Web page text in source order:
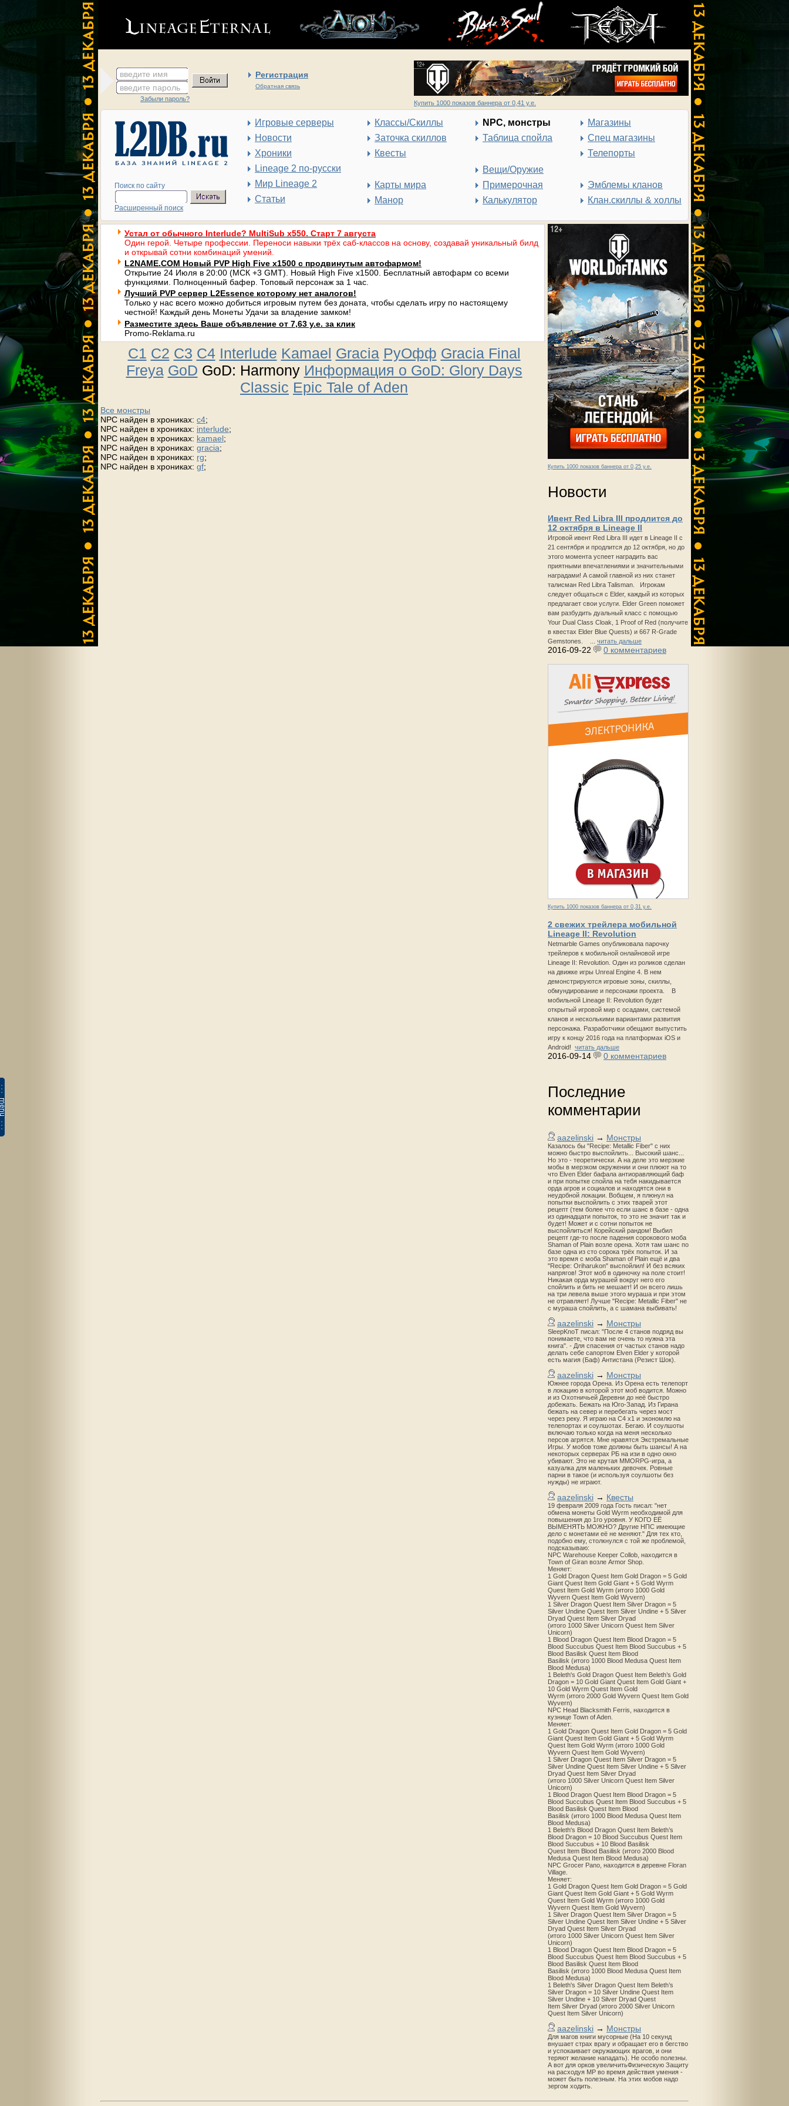
введите имя Регистрация
Обратная связь
введите пароль
Забыли пароль?
Купить 1000 показов баннера от 0,41 у.е.
Поиск по сайту
Расширенный поиск
Игровые серверы
Новости
Хроники
Lineage 2 по-русски
Мир Lineage 2
Статьи
Классы/Скиллы
Заточка скиллов
Квесты
Карты мира
Манор
NPC, монстры
Таблица спойла
Вещи/Оружие
Примерочная
Калькулятор
Магазины
Спец магазины
Телепорты
Эмблемы кланов
Клан.скиллы & холлы
Купить 1000 показов баннера от 0,25 у.е.
Новости
Ивент Red Libra III продлится до
12 октября в Lineage II
Игровой ивент Red Libra III идет в Lineage II с
21 сентября и продлится до 12 октября, но до
этого момента успеет наградить вас
приятными впечатлениями и значительными
наградами! А самой главной из них станет
талисман Red Libra Talisman. Игрокам
следует общаться с Elder, каждый из которых
предлагает свои услуги. Elder Green поможет
вам разбудить дуальный класс с помощью
Your Dual Class Cloak, 1 Proof of Red (получите
в квестах Elder Blue Quests) и 667 R-Grade
Gemstones. ... читать дальше
2016-09-22 0 комментариев
Купить 1000 показов баннера от 0,31 у.е.
2 свежих трейлера мобильной
Lineage II: Revolution
Netmarble Games опубликовала парочку
трейлеров к мобильной онлайновой игре
Lineage II: Revolution. Один из роликов сделан
на движке игры Unreal Engine 4. В нем
демонстрируются игровые зоны, скиллы,
обмундирование и персонажи проекта. В
мобильной Lineage II: Revolution будет
открытый игровой мир с осадами, системой
кланов и несколькими вариантами развития
персонажа. Разработчики обещают выпустить
игру к концу 2016 года на платформах iOS и
Android! читать дальше
2016-09-14 0 комментариев
Последние
комментарии
aazelinski → Монстры
Казалось бы "Recipe: Metallic Fiber" с них
можно быстро выспойлить... Высокий шанс...
Но это - теоретически. А на деле это мерзкие
мобы в мерзком окружении и они плюют на то
что Elven Elder бафала антиоравляющий баф
и при попытке спойла на тебя накидывается
орда агров и социалов и находятся они в
неудобной локации. Вобщем, я плюнул на
попытки выспойлить с этих тварей этот
рецепт (тем более что если шанс в базе - одна
из одинадцати попыток, то это не значит так и
будет! Может и с сотни попыток не
выспойлиться! Корейский рандом! Выбил
рецепт где-то после падения сорокового моба
Shaman of Plain возле орена. Хотя там шанс по
базе одна из сто сорока трёх попыток. И за
это время с моба Shaman of Plain ещё и два
"Recipe: Oriharukon" выспойлил! И без всяких
напрягов! Этот моб в одиночку на поле стоит!
Никакая орда мурашей вокруг него его
спойлить и бить не мешает! И он всего лишь
на три левела выше этого мураша и при этом
не отравляет! Лучше "Recipe: Metallic Fiber" не
с мураша спойлить, а с шамана выбивать!
aazelinski → Монстры
SleepKnoT писал: "После 4 станов подряд вы
понимаете, что вам не очень то нужна эта
книга". - Для спасения от частых станов надо
делать себе сапортом Elven Elder у которой
есть магия (Баф) Антистана (Резист Шок).
aazelinski → Монстры
Южнее города Орена. Из Орена есть телепорт
в локацию в которой этот моб водится. Можно
и из Охотничьей Деревни до неё быстро
добежать. Бежать на Юго-Запад. Из Гирана
бежать на север и перебегать через мост
через реку. Я играю на С4 х1 и экономлю на
телепортах и соулшотах. Бегаю. И соулшоты
включаю только когда на меня несколько
персов агрятся. Мне нравятся Экстремальные
Игры. У мобов тоже должны быть шансы! А на
некоторых серверах РБ на изи в одно окно
убивают. Это не крутая MMORPG-игра, а
казуалка для маленьких девочек. Ровные
парни в такое (и используя соулшоты без
нужды) не играют.
aazelinski → Квесты
19 февраля 2009 года Гость писал: "нет
обмена монеты Gold Wyrm необходимой для
повышения до 1го уровня. У КОГО ЕЁ
ВЫМЕНЯТЬ МОЖНО? Другие НПС имеющие
дело с монетами её не меняют." Для тех кто,
подобно ему, столкнулся с той же проблемой,
подсказываю:
NPC Warehouse Keeper Collob, находится в
Town of Giran возле Armor Shop.
Меняет:
1 Gold Dragon Quest Item Gold Dragon = 5 Gold
Giant Quest Item Gold Giant + 5 Gold Wyrm
Quest Item Gold Wyrm (итого 1000 Gold
Wyvern Quest Item Gold Wyvern)
1 Silver Dragon Quest Item Silver Dragon = 5
Silver Undine Quest Item Silver Undine + 5 Silver
Dryad Quest Item Silver Dryad
(итого 1000 Silver Unicorn Quest Item Silver
Unicorn)
1 Blood Dragon Quest Item Blood Dragon = 5
Blood Succubus Quest Item Blood Succubus + 5
Blood Basilisk Quest Item Blood
Basilisk (итого 1000 Blood Medusa Quest Item
Blood Medusa)
1 Beleth's Gold Dragon Quest Item Beleth’s Gold
Dragon = 10 Gold Giant Quest Item Gold Giant +
10 Gold Wyrm Quest Item Gold
Wyrm (итого 2000 Gold Wyvern Quest Item Gold
Wyvern)
NPC Head Blacksmith Ferris, находится в
кузнице Town of Aden.
Меняет:
1 Gold Dragon Quest Item Gold Dragon = 5 Gold
Giant Quest Item Gold Giant + 5 Gold Wyrm
Quest Item Gold Wyrm (итого 1000 Gold
Wyvern Quest Item Gold Wyvern)
1 Silver Dragon Quest Item Silver Dragon = 5
Silver Undine Quest Item Silver Undine + 5 Silver
Dryad Quest Item Silver Dryad
(итого 1000 Silver Unicorn Quest Item Silver
Unicorn)
1 Blood Dragon Quest Item Blood Dragon = 5
Blood Succubus Quest Item Blood Succubus + 5
Blood Basilisk Quest Item Blood
Basilisk (итого 1000 Blood Medusa Quest Item
Blood Medusa)
1 Beleth's Blood Dragon Quest Item Beleth’s
Blood Dragon = 10 Blood Succubus Quest Item
Blood Succubus + 10 Blood Basilisk
Quest Item Blood Basilisk (итого 2000 Blood
Medusa Quest Item Blood Medusa)
NPC Grocer Pano, находится в деревне Floran
Village.
Меняет:
1 Gold Dragon Quest Item Gold Dragon = 5 Gold
Giant Quest Item Gold Giant + 5 Gold Wyrm
Quest Item Gold Wyrm (итого 1000 Gold
Wyvern Quest Item Gold Wyvern)
1 Silver Dragon Quest Item Silver Dragon = 5
Silver Undine Quest Item Silver Undine + 5 Silver
Dryad Quest Item Silver Dryad
(итого 1000 Silver Unicorn Quest Item Silver
Unicorn)
1 Blood Dragon Quest Item Blood Dragon = 5
Blood Succubus Quest Item Blood Succubus + 5
Blood Basilisk Quest Item Blood
Basilisk (итого 1000 Blood Medusa Quest Item
Blood Medusa)
1 Beleth's Silver Dragon Quest Item Beleth’s
Silver Dragon = 10 Silver Undine Quest Item
Silver Undine + 10 Silver Dryad Quest
Item Silver Dryad (итого 2000 Silver Unicorn
Quest Item Silver Unicorn)
aazelinski → Монстры
Для магов книги мусорные (На 10 секунд
внушает страх врагу и обращает его в бегство
и успокаивает окружающих врагов, и они
теряют желание нападать). Не особо полезны.
А вот для орков увеличитьФизическую Защиту
на расходуя MP во время действия умения -
может быть полезным. На этих мобов надо
зергом ходить.
Устал от обычного Interlude? MultiSub x550. Старт 7 августа
Один герой. Четыре профессии. Переноси навыки трёх саб-классов на основу, создавай уникальный билд
и открывай сотни комбинаций умений.
L2NAME.COM Новый PVP High Five x1500 с продвинутым автофармом!
Открытие 24 Июля в 20:00 (МСК +3 GMT). Новый High Five x1500. Бесплатный автофарм со всеми
функциями. Полноценный бафер. Топовый персонаж за 1 час.
Лучший PVP сервер L2Essence которому нет аналогов!
Только у нас всего можно добиться игровым путем без доната, чтобы сделать игру по настоящему
честной! Каждый день Монеты Удачи за владение замком!
Разместите здесь Ваше объявление от 7,63 у.е. за клик
Promo-Reklama.ru
C1 C2 C3 C4 Interlude Kamael Gracia РуОфф Gracia Final
Freya GoD GoD: Harmony Информация о GoD: Glory Days
Classic Epic Tale of Aden
Все монстры
NPC найден в хрониках: c4;
NPC найден в хрониках: interlude;
NPC найден в хрониках: kamael;
NPC найден в хрониках: gracia;
NPC найден в хрониках: rg;
NPC найден в хрониках: gf;